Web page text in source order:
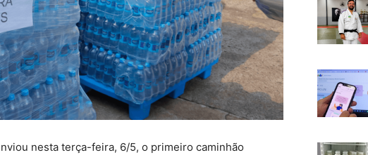
nesta terça-feira, 6/5, o primeiro caminhão